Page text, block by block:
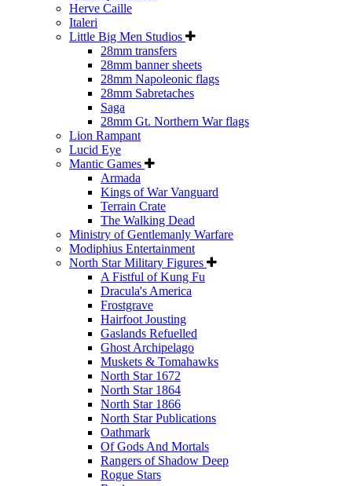
Herve Caille
Italeri
Little Big Men Studios
28mm transfers
28mm banner sheets
28mm Napoleonic flags
28mm Sabretaches
Saga
28mm Gt. Northern War flags
Lion Rampant
Lucid Eye
Mantic Games
Armada
Kings of War Vanguard
Terrain Crate
The Walking Dead
Ministry of Gentlemanly Warfare
Modiphius Entertainment
North Star Military Figures
A Fistful of Kung Fu
Dracula's America
Frostgrave
Hairfoot Jousting
Gaslands Refuelled
Ghost Archipelago
Muskets & Tomahawks
North Star 1672
North Star 1864
North Star 1866
North Star Publications
Oathmark
Of Gods And Mortals
Rangers of Shadow Deep
Rogue Stars